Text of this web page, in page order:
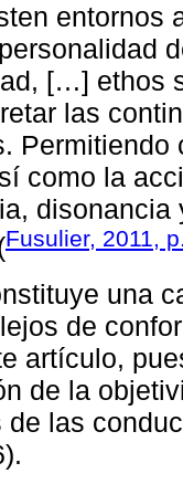
entornos
[…] ethos
las
como la
disonancia
Fusulier, 2011,
una
de
artículo,
de la
de las